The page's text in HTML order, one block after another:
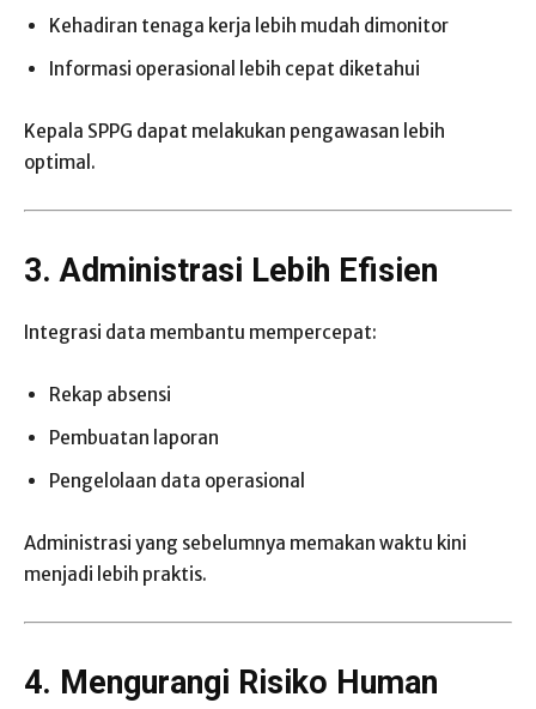
Kehadiran tenaga kerja lebih mudah dimonitor
Informasi operasional lebih cepat diketahui
Kepala SPPG dapat melakukan pengawasan lebih
optimal.
3. Administrasi Lebih Efisien
Integrasi data membantu mempercepat:
Rekap absensi
Pembuatan laporan
Pengelolaan data operasional
Administrasi yang sebelumnya memakan waktu kini
menjadi lebih praktis.
4. Mengurangi Risiko Human